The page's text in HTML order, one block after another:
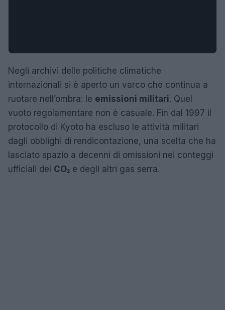
Negli archivi delle politiche climatiche
internazionali si è aperto un varco che continua a
ruotare nell’ombra: le emissioni militari. Quel
vuoto regolamentare non è casuale. Fin dal 1997 il
protocollo di Kyoto ha escluso le attività militari
dagli obblighi di rendicontazione, una scelta che ha
lasciato spazio a decenni di omissioni nei conteggi
ufficiali del CO₂ e degli altri gas serra.